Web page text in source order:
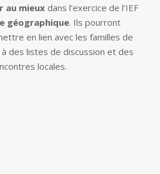
au mieuxdans l’exercice de l’IEF
géographique. Ils pourront
en lien avec les familles de
des listes de discussion et des
locales.